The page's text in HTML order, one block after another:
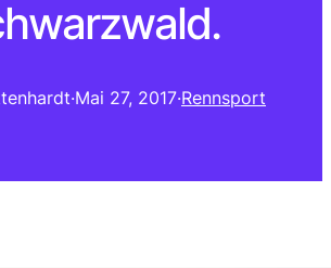
·Mai 27, 2017·Rennsport